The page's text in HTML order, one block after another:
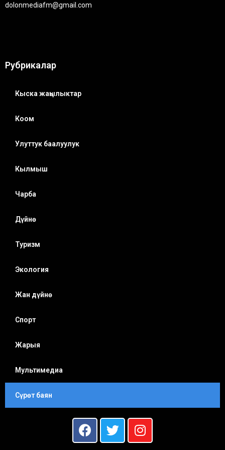
dolonmediafm@gmail.com
Рубрикалар
Кыска жаңылыктар
Коом
Улуттук баалуулук
Кылмыш
Чарба
Дүйнө
Туризм
Экология
Жан дүйнө
Спорт
Жарыя
Мультимедиа
Сүрөт баян